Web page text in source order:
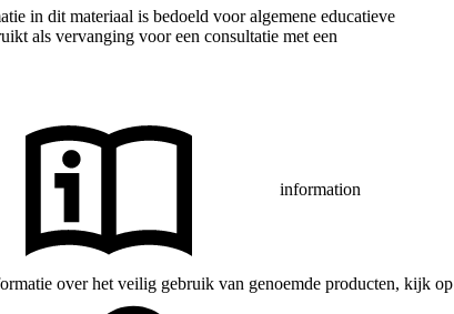
in dit materiaal is bedoeld voor algemene educatieve
als vervanging voor een consultatie met een
information
over het veilig gebruik van genoemde producten, kijk op